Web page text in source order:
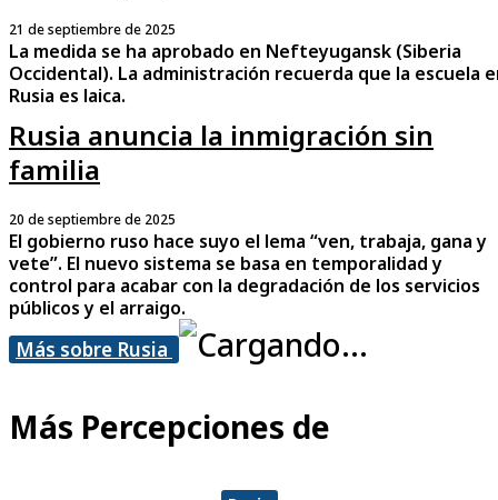
21 de septiembre de 2025
La medida se ha aprobado en Nefteyugansk (Siberia
Occidental). La administración recuerda que la escuela
Rusia es laica.
Rusia anuncia la inmigración sin
familia
20 de septiembre de 2025
El gobierno ruso hace suyo el lema “ven, trabaja, gana y
vete”. El nuevo sistema se basa en temporalidad y
control para acabar con la degradación de los servicios
públicos y el arraigo.
Más sobre Rusia
Más Percepciones de